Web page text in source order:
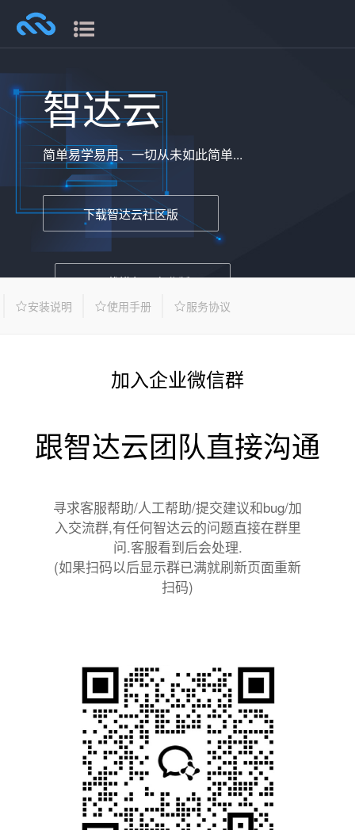
智达云
简单易学易用、一切从未如此简单...
下载智达云社区版
下载模兔云专业版
安装说明 使用手册 服务协议
加入企业微信群
跟智达云团队直接沟通
寻求客服帮助/人工帮助/提交建议和bug/加
入交流群,有任何智达云的问题直接在群里
问.客服看到后会处理.
(如果扫码以后显示群已满就刷新页面重新
扫码)